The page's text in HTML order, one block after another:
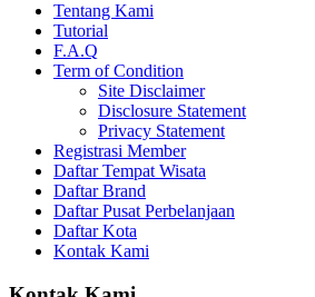
Tentang Kami
Tutorial
F.A.Q
Term of Condition
Site Disclaimer
Disclosure Statement
Privacy Statement
Registrasi Member
Daftar Tempat Wisata
Daftar Brand
Daftar Pusat Perbelanjaan
Daftar Kota
Kontak Kami